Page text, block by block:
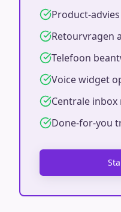
Product-
Retourvragen
Telefoon
Voice widget
Centrale
Done-for-you